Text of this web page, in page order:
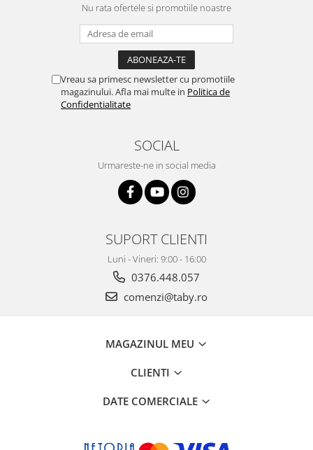
Nu rata ofertele si promotiile noastre
Vreau sa primesc newsletter cu promotiile
magazinului. Afla mai multe in Politica de
Confidentialitate
SOCIAL
Urmareste-ne in social media
SUPORT CLIENTI
Luni - Vineri: 9:00 - 16:00
0376.448.057
comenzi@taby.ro
MAGAZINUL MEU
CLIENTI
DATE COMERCIALE